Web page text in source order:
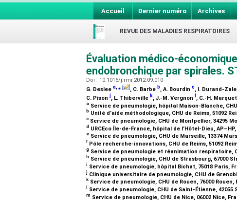
Accueil Dernier numéro Archives
REVUE DES MALADIES RESPIRATOIRES
Évaluation médico-
endobronchique par spirales.
Doi : 10.1016/j.rmr.2012.09.010
G. Deslee a,⁎ , C. Barbe b, A. Bourdin c, I. Durand-
C. Pisonj, L. Thiberville k, J.-M. Vergnon , C.-H.
a Service de pneumologie, hôpital Maison-Blanche,
b Unité d’aide méthodologique, CHU de Reims, 51092
c Service de pneumologie, CHU de Montpellier, 34295
d URCEco Île-de-France, hôpital de l’Hôtel-Dieu,
e Service de pneumologie, CHU de Marseille, 13374
f Pôle recherche-innovations, CHU de Reims, 51092
g Service de pneumologie et réanimation respiratoire,
h Service de pneumologie, CHU de Strasbourg, 67000
i Service de pneumologie, hôpital Bichat, 75018 Paris,
j Clinique universitaire de pneumologie, CHU de
k Service de pneumologie, CHU de Rouen, 76000 Rouen,
Service de pneumologie, CHU de Saint-Étienne, 42055
m Service de pneumologie, CHU de Nice, 06002 Nice,